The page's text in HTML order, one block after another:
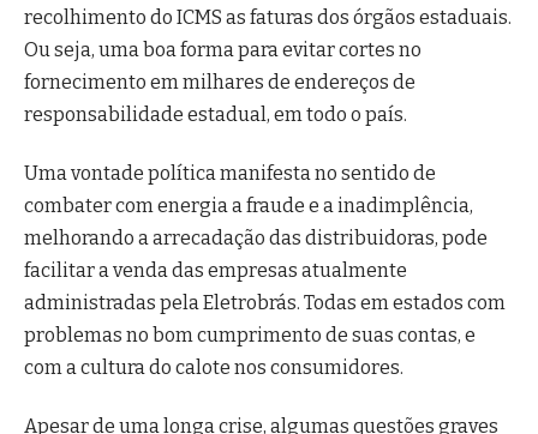
recolhimento do ICMS as faturas dos órgãos estaduais.
Ou seja, uma boa forma para evitar cortes no
fornecimento em milhares de endereços de
responsabilidade estadual, em todo o país.
Uma vontade política manifesta no sentido de
combater com energia a fraude e a inadimplência,
melhorando a arrecadação das distribuidoras, pode
facilitar a venda das empresas atualmente
administradas pela Eletrobrás. Todas em estados com
problemas no bom cumprimento de suas contas, e
com a cultura do calote nos consumidores.
Apesar de uma longa crise, algumas questões graves